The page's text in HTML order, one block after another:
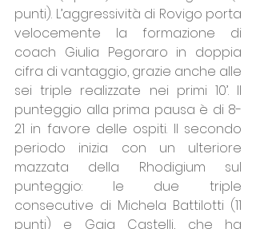
punti). L’aggressività di Rovigo porta
velocemente la formazione di
coach Giulia Pegoraro in doppia
cifra di vantaggio, grazie anche alle
sei triple realizzate nei primi 10’. Il
punteggio alla prima pausa è di 8-
21 in favore delle ospiti. Il secondo
periodo inizia con un ulteriore
mazzata della Rhodigium sul
punteggio: le due triple
consecutive di Michela Battilotti (11
punti) e Gaia Castelli, che ha